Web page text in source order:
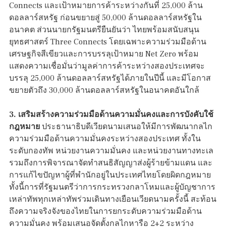
Connects และเป้าหมายการค้าระหว่างกันที่ 25,000 ล้าน
ดอลลาร์สหรัฐ ก่อนขยายสู่ 50,000 ล้านดอลลาร์สหรัฐใน
อนาคต ส่วนนายกรัฐมนตรียืนยันว่า ไทยพร้อมสนับสนุน
ยุทธศาสตร์ Three Connects โดยเฉพาะความร่วมมือด้าน
เศรษฐกิจสีเขียวและการบรรลุเป้าหมาย Net Zero พร้อม
แสดงความเชื่อมั่นว่ามูลค่าการค้าระหว่างสองประเทศจะ
บรรลุ 25,000 ล้านดอลลาร์สหรัฐได้ภายในปีนี้ และมีโอกาส
ขยายตัวถึง 30,000 ล้านดอลลาร์สหรัฐในอนาคตอันใกล้
3. เสริมสร้างความร่วมมือด้านความมั่นคงและการบังคับใช้
กฎหมาย ประธานาธิบดีเวียดนามเสนอให้มีการพัฒนากลไก
ความร่วมมือด้านความมั่นคงระหว่างสองประเทศ ทั้งใน
ระดับกองทัพ หน่วยงานความมั่นคง และหน่วยงานทางทะเล
รวมถึงการพิจารณาจัดทำสนธิสัญญาส่งผู้ร้ายข้ามแดน และ
การแก้ไขปัญหาผู้ที่พำนักอยู่ในประเทศไทยโดยผิดกฎหมาย
ทั้งนี้การที่รัฐมนตรีว่าการกระทรวงกลาโหมและผู้บัญชาการ
เหล่าทัพทุกเหล่าทัพร่วมเดินทางเยือนเวียดนามครั้งนี้ สะท้อน
ถึงความจริงจังของไทยในการยกระดับความร่วมมือด้าน
ความมั่นคง พร้อมเสนอจัดตั้งกลไกหารือ 2+2 ระหว่าง